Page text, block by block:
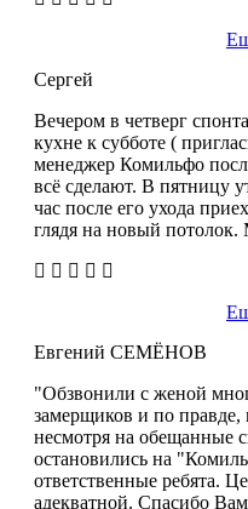
Сергей
Вечером в четверг
кухне к субботе (
менеджер Комильфо
всё сделают. В пятницу
час после его ухода
глядя на новый
Евгений СЕМЁНОВ
"Обзвонили с женой
замерщиков и по правде,
несмотря на обещанные
остановились на
ответственные ребята.
адекватной. Спасибо Вам